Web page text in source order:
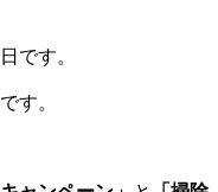
です。
す。